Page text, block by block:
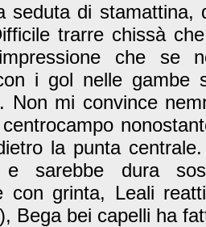
seduta di stamattina,
trarre chissà
che se
i gol nelle gambe
Non mi convince
la punta
e sarebbe dura
con grinta, Leali
Bega bei capelli ha